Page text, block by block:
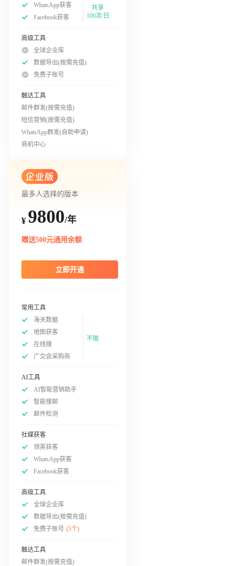
WhatsApp获客
Facebook获客
共享
100次/日
高级工具
全球企业库
数据导出(按需充值)
免费子账号
触达工具
邮件群发(按需充值)
短信营销(按需充值)
WhatsApp群发(自助申请)
商机中心
最多人选择的版本
¥ 9800/年
赠送500元通用余额
立即开通
常用工具
海关数据
地图获客
在线搜
广交会采购商
不限
AI工具
AI智能营销助手
智能搜邮
邮件检测
社媒获客
领英获客
WhatsApp获客
Facebook获客
高级工具
全球企业库
数据导出(按需充值)
免费子账号 (5个)
触达工具
邮件群发(按需充值)